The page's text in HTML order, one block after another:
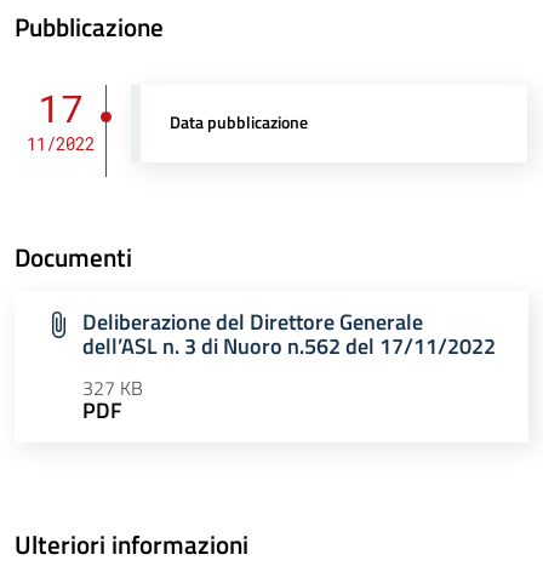
Pubblicazione
17
11/2022
Data pubblicazione
Documenti
Deliberazione del Direttore Generale
dell’ASL n. 3 di Nuoro n.562 del 17/11/2022
327 KB
PDF
Ulteriori informazioni